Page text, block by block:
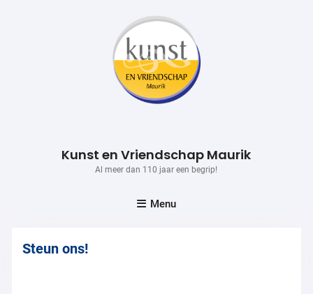
Kunst en Vriendschap Maurik
Al meer dan 110 jaar een begrip!
Menu
Steun ons!